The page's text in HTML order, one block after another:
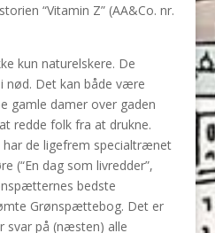
“Vitamin Z” (AA&Co. nr.
kun naturelskere. De
nød. Det kan både være
gamle damer over gaden
redde folk fra at drukne.
de ligefrem specialtrænet
(“En dag som livredder”,
bedste
Grønspættebog. Det er
svar på (næsten) alle